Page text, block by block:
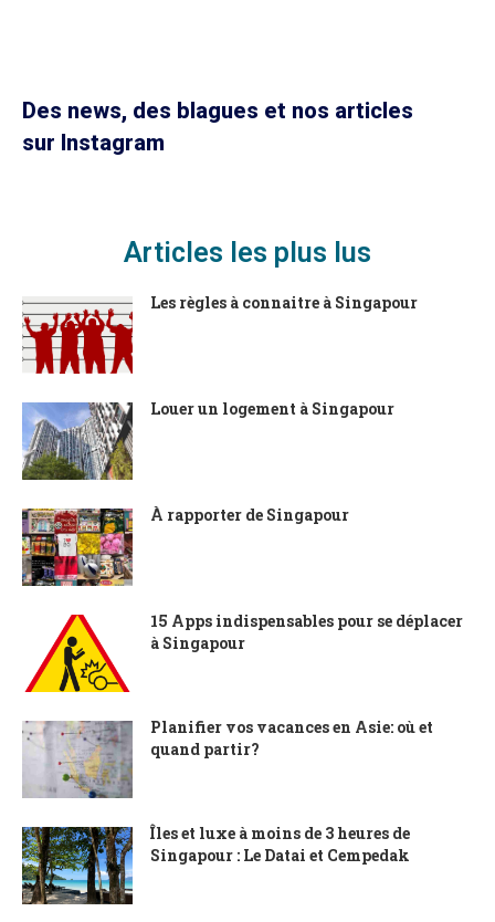
Des news, des blagues et nos articles
sur Instagram
Articles les plus lus
Les règles à connaitre à Singapour
Louer un logement à Singapour
À rapporter de Singapour
15 Apps indispensables pour se déplacer
à Singapour
Planifier vos vacances en Asie: où et
quand partir?
Îles et luxe à moins de 3 heures de
Singapour : Le Datai et Cempedak